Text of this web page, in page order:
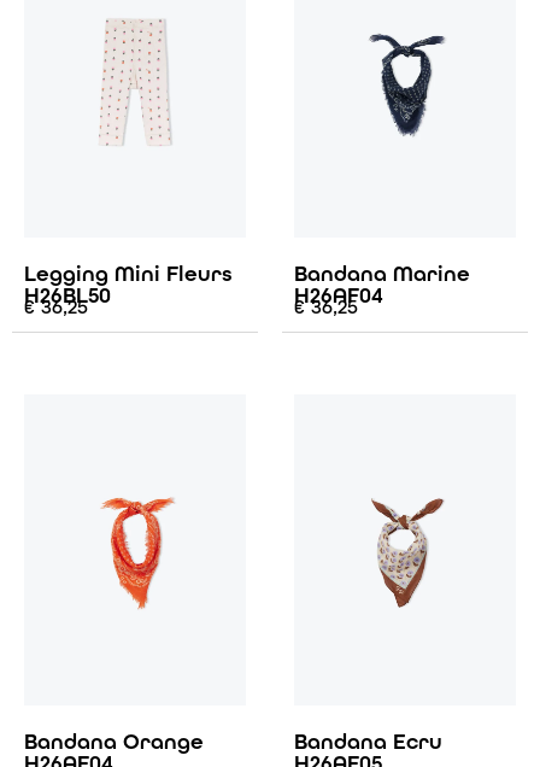
Legging Mini Fleurs
H26BL50
€36,25
Bandana Marine
H26AF04
€36,25
Bandana Orange
Bandana Ecru